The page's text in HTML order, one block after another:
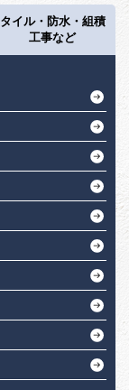
タイル・防水・組積
工事など